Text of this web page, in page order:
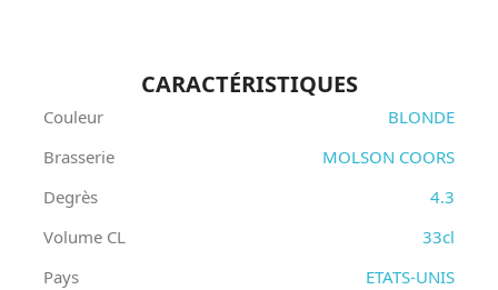
CARACTÉRISTIQUES
Couleur
BLONDE
Brasserie
MOLSON COORS
Degrès
4.3
Volume CL
33cl
Pays
ETATS-UNIS